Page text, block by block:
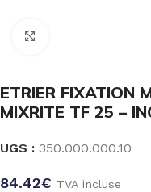
ETRIER FIXATION
MIXRITE TF 25 –
UGS : 350.000.000.10
84.42€ TVA incluse